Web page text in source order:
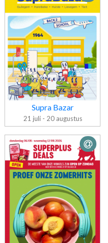
Folder
Carrefour
Folder Supra
Bazar
Supra Bazar
21 juli - 20 augustus